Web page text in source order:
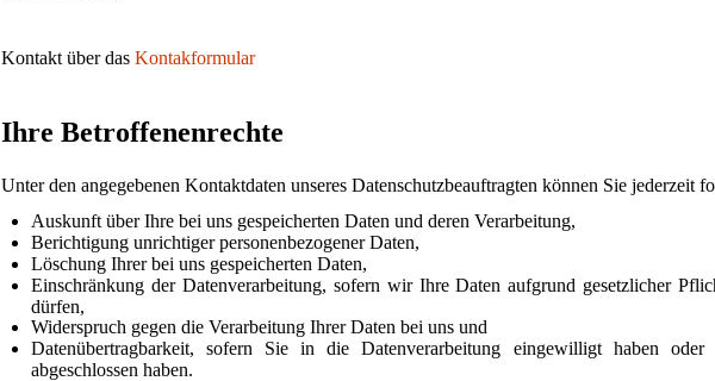
Kontakt über das Kontakformular
Ihre Betroffenenrechte
Unter den angegebenen Kontaktdaten unseres Datenschutzbeauftragten können Sie jederzeit
Auskunft über Ihre bei uns gespeicherten Daten und deren Verarbeitung,
Berichtigung unrichtiger personenbezogener Daten,
Löschung Ihrer bei uns gespeicherten Daten,
Einschränkung der Datenverarbeitung, sofern wir Ihre Daten aufgrund gesetzlicher
dürfen,
Widerspruch gegen die Verarbeitung Ihrer Daten bei uns und
Datenübertragbarkeit, sofern Sie in die Datenverarbeitung eingewilligt haben
abgeschlossen haben.